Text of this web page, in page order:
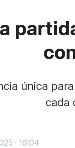
única
cada
· 16:04